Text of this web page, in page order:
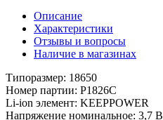
Описание
Характеристики
Отзывы и вопросы
Наличие в магазинах
Типоразмер: 18650
Номер партии: P1826C
Li-ion элемент: KEEPPOWER
Напряжение номинальное: 3,7 В